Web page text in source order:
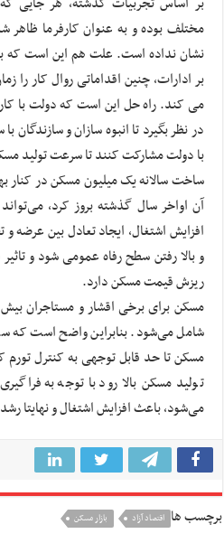
مختلف بوده و به عنوان کارفرما ظاهر
نشان نداده است. علت هم این است که
بر ادارات، چنین اقداماتی روال کار را
می کند. راه حل این است که دولت با
در نظر بگیرد تا انبوه سازان و
با دولت مشارکت کنند تا سرعت تولید
ساخت سالانه یک میلیون مسکن در کنار
آن اواخر سال گذشته بروز کرد،
افزایش اشتغال، ایجاد تعادل بین عرضه
و بالا رفتن سطح رفاه عمومی شود و
ریزش قیمت مسکن دارد.
شامل می‌شود. بنابراین واضح است که
مسکن تا حد قابل توجهی به کنترل
تولید مسکن بالا رود با توجه به
می‌شود، باعث افزایش اشتغال و نهایتا
برچسب ها اقتصاد آزاد بازار مسکن